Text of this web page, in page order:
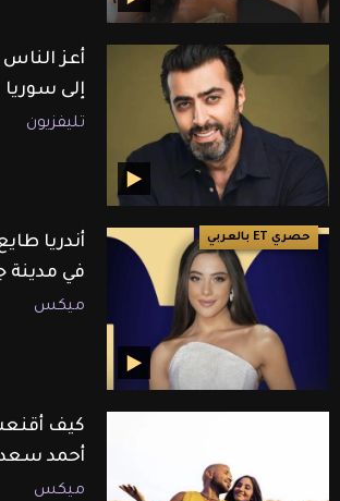
أعز
إلى سوريا
تليفزيون
حصري ET بالعربي
في
ميكس
كيف
أحمد سعد
ميكس